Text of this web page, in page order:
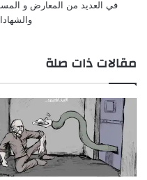
في العديد من المعارض و
مقالات ذات صلة